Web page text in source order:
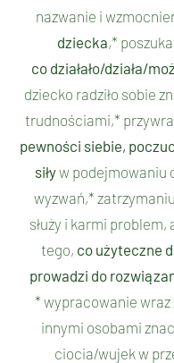
nazwanie i
dziecka,*
co działało/działa/
dziecko radziło sobie
trudnościami,*
pewności siebie,
siływ podejmowaniu
wyzwań,*
służy i karmi problem,
tego, co użyteczne
prowadzi do
* wypracowanie wraz
innymi osobami
ciocia/wujek w